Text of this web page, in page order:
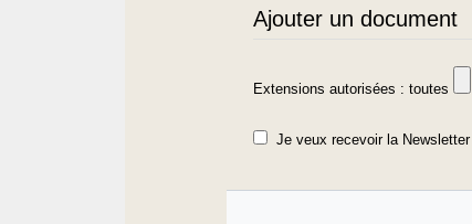
Ajouter un document
Extensions autorisées : toutes
Je veux recevoir la Newsletter